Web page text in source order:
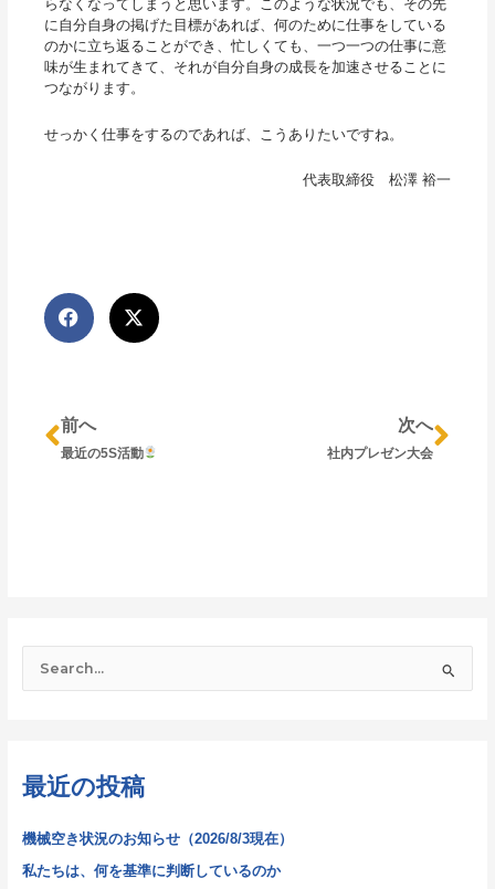
らなくなってしまうと思います。このような状況でも、その先
に自分自身の掲げた目標があれば、何のために仕事をしている
のかに立ち返ることができ、忙しくても、一つ一つの仕事に意
味が生まれてきて、それが自分自身の成長を加速させることに
つながります。
せっかく仕事をするのであれば、こうありたいですね。
代表取締役 松澤 裕一
前へ
最近の5S活動
次へ
社内プレゼン大会
:最近の投稿
機械空き状況のお知らせ（2026/8/3現在）
私たちは、何を基準に判断しているのか